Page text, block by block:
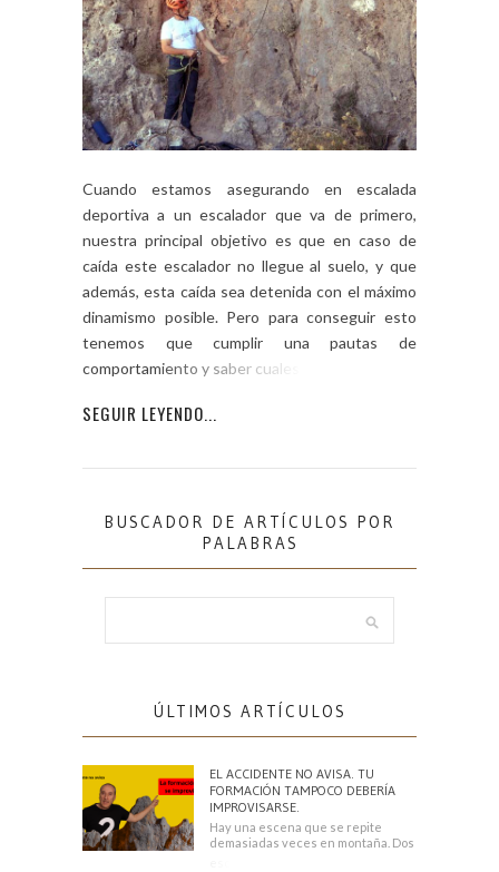
Cuando estamos asegurando en escalada
deportiva a un escalador que va de primero,
nuestra principal objetivo es que en caso de
caída este escalador no llegue al suelo, y que
además, esta caída sea detenida con el máximo
dinamismo posible. Pero para conseguir esto
tenemos que cumplir una pautas de
comportamiento y saber cuales son […]
SEGUIR LEYENDO...
BUSCADOR DE ARTÍCULOS POR
PALABRAS
ÚLTIMOS ARTÍCULOS
EL ACCIDENTE NO AVISA. TU
FORMACIÓN TAMPOCO DEBERÍA
IMPROVISARSE.
Hay una escena que se repite
demasiadas veces en montaña. Dos